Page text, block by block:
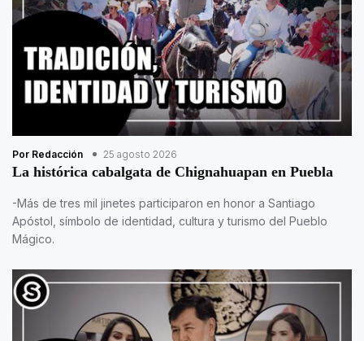
Por Redacción 25 agosto 2026
La histórica cabalgata de Chignahuapan en Puebla
-Más de tres mil jinetes participaron en honor a Santiago
Apóstol, símbolo de identidad, cultura y turismo del Pueblo
Mágico.